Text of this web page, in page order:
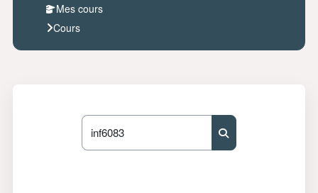
Rechercher des cours
Rechercher des
Mes cours
Cours